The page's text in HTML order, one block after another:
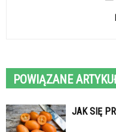
POWIĄZANE
JAK SIĘ